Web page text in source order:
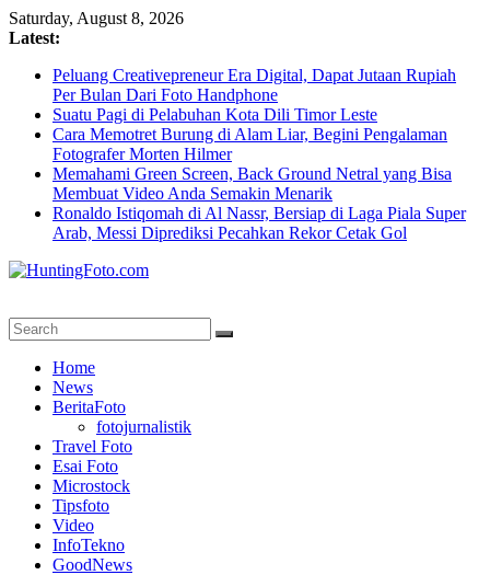
Skip
to
Saturday, August 8, 2026
Latest:
Peluang Creativepreneur Era Digital, Dapat Jutaan Rupiah
Per Bulan Dari Foto Handphone
Suatu Pagi di Pelabuhan Kota Dili Timor Leste
Cara Memotret Burung di Alam Liar, Begini Pengalaman
Fotografer Morten Hilmer
Memahami Green Screen, Back Ground Netral yang Bisa
Membuat Video Anda Semakin Menarik
Ronaldo Istiqomah di Al Nassr, Bersiap di Laga Piala Super
Arab, Messi Diprediksi Pecahkan Rekor Cetak Gol
Berita
Fotografi
Terpercaya
Home
News
BeritaFoto
fotojurnalistik
Travel Foto
Esai Foto
Microstock
Tipsfoto
Video
InfoTekno
GoodNews